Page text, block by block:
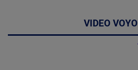
VIDEO VOYO